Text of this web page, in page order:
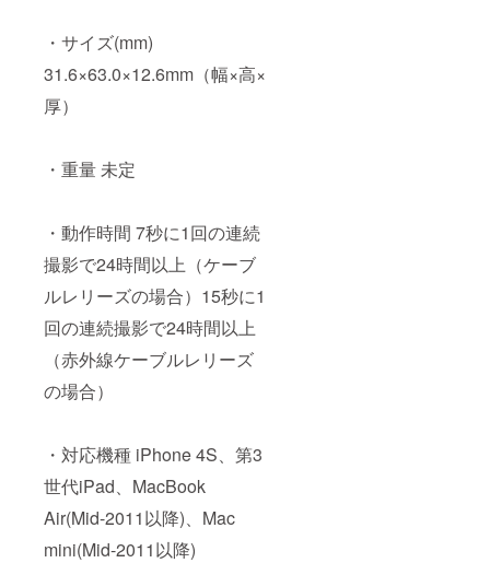
・サイズ(mm)
31.6×63.0×12.6mm（幅×高×
厚）
・重量 未定
・動作時間 7秒に1回の連続
撮影で24時間以上（ケーブ
ルレリーズの場合）15秒に1
回の連続撮影で24時間以上
（赤外線ケーブルレリーズ
の場合）
・対応機種 iPhone 4S、第3
世代iPad、MacBook
Air(Mid-2011以降)、Mac
mini(Mid-2011以降)